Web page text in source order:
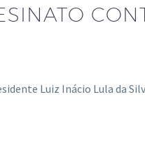
Luiz Inácio Lula da